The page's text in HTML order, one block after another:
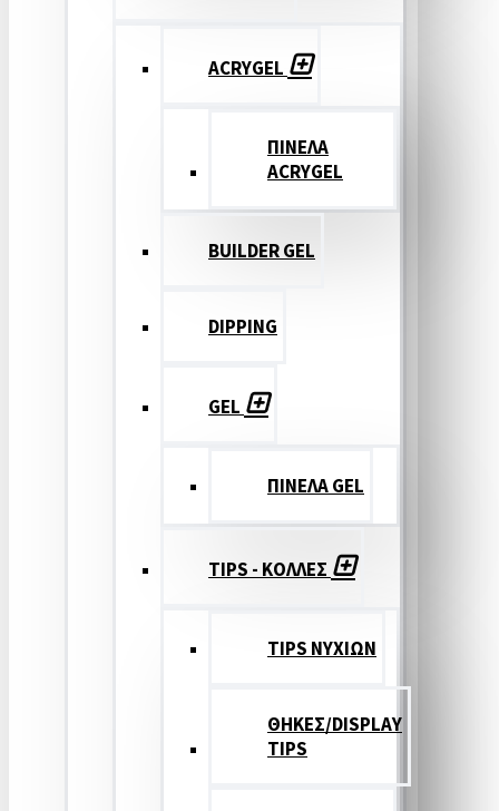
ACRYGEL
ΠΙΝΕΛΑ
ACRYGEL
BUILDER GEL
DIPPING
GEL
ΠΙΝΕΛΑ GEL
TIPS - ΚΟΛΛΕΣ
TIPS ΝΥΧΙΩΝ
ΘΗΚΕΣ/DISPLAY
TIPS